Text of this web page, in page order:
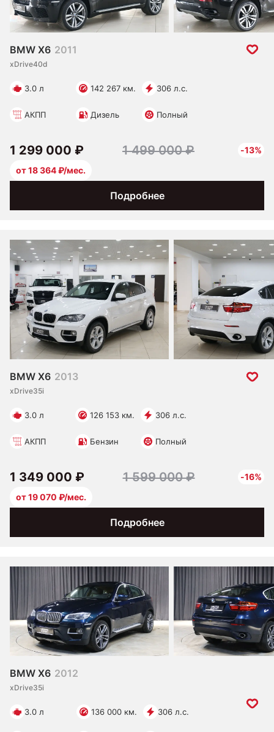
BMW X6 2011
xDrive40d
3.0 л 142 267 км. 306 л.с.
АКПП Дизель Полный
Подробнее
1 299 000 ₽ 1 499 000 ₽
-13%
от 18 364 ₽/мес.
BMW X6 2013
xDrive35i
3.0 л 126 153 км. 306 л.с.
АКПП Бензин Полный
Подробнее
1 349 000 ₽ 1 599 000 ₽
-16%
от 19 070 ₽/мес.
BMW X6 2012
xDrive35i
3.0 л 136 000 км. 306 л.с.